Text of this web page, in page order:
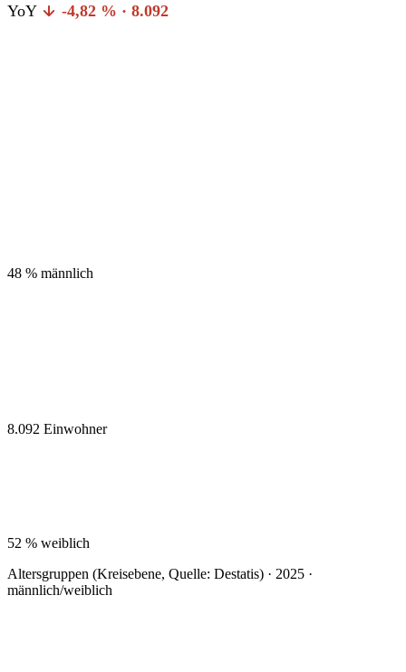
YoY -4,82 % · 8.092
48 % männlich
8.092 Einwohner
52 % weiblich
Altersgruppen (Kreisebene, Quelle: Destatis) · 2025 ·
männlich/weiblich